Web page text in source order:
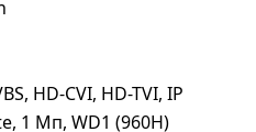
HD-CVI, HD-TVI, IP
1 Мп, WD1 (960H)